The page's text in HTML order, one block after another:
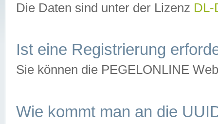
Die Daten sind unter der Lizenz
Ist eine Registrierung
Sie können die PEGELONLINE
Wie kommt man an die